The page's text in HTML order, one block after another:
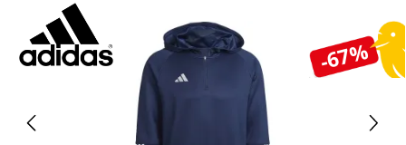
-67%
Pomiń galerię zdjęć